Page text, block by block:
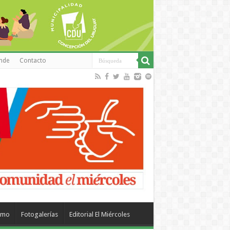
Contacto
Fotogalerías Editorial El Miércoles